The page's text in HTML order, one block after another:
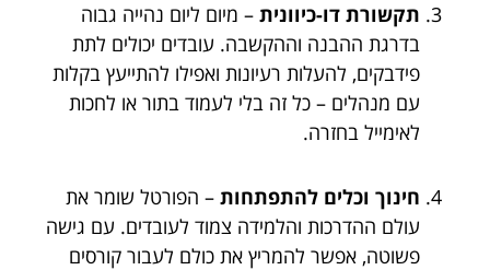
תקשורת דו-כיוונית – מיום ליום נהייה גבוה
בדרגת ההבנה וההקשבה. עובדים יכולים לתת
פידבקים, להעלות רעיונות ואפילו להתייעץ בקלות
עם מנהלים – כל זה בלי לעמוד בתור או לחכות
לאימייל בחזרה.
חינוך וכלים להתפתחות – הפורטל שומר את
עולם ההדרכות והלמידה צמוד לעובדים. עם גישה
פשוטה, אפשר להמריץ את כולם לעבור קורסים